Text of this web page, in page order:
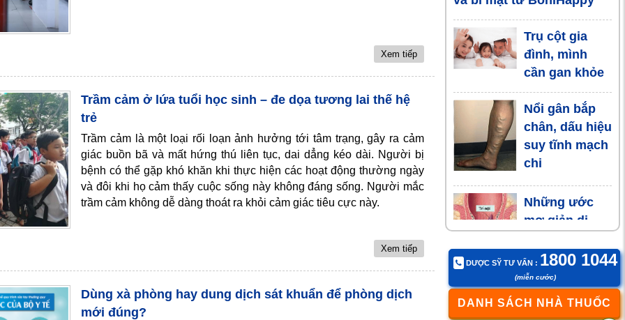
Xem tiếp
Trầm cảm ở lứa tuổi học sinh – đe dọa tương lai thế hệ
trẻ
Trầm cảm là một loại rối loạn ảnh hưởng tới tâm trạng, gây ra cảm
giác buồn bã và mất hứng thú liên tục, dai dẳng kéo dài. Người bị
bệnh có thể gặp khó khăn khi thực hiện các hoạt động thường ngày
và đôi khi họ cảm thấy cuộc sống này không đáng sống. Người mắc
trầm cảm không dễ dàng thoát ra khỏi cảm giác tiêu cực này.
Xem tiếp
Dùng xà phòng hay dung dịch sát khuẩn để phòng dịch
mới đúng?
Trụ cột gia
đình, mình
cần gan khỏe
Nổi gân bắp
chân, dấu hiệu
suy tĩnh mạch
chi
Những ước
mơ giản dị
bệnh trĩ
Bệnh viêm
tiểu phế quản
DƯỢC SỸ TƯ VẤN : 1800 1044
(miễn cước)
DANH SÁCH NHÀ THUỐC